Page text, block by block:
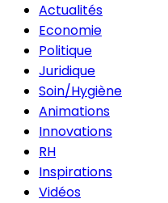
Actualités
Economie
Politique
Juridique
Soin/Hygiène
Animations
Innovations
RH
Inspirations
Vidéos